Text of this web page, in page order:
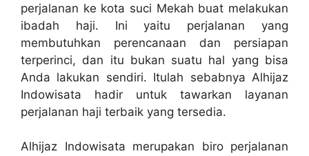
perjalanan ke kota suci Mekah buat melakukan
ibadah haji. Ini yaitu perjalanan yang
membutuhkan perencanaan dan persiapan
terperinci, dan itu bukan suatu hal yang bisa
Anda lakukan sendiri. Itulah sebabnya Alhijaz
Indowisata hadir untuk tawarkan layanan
perjalanan haji terbaik yang tersedia.
Alhijaz Indowisata merupakan biro perjalanan